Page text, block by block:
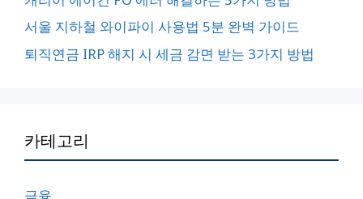
서울 지하철 와이파이 사용법 5분 완벽 가이드
퇴직연금 IRP 해지 시 세금 감면 받는 3가지 방법
카테고리
금융